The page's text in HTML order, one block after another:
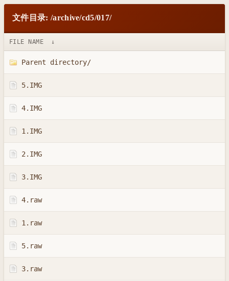
文件目录: /archive/cd5/017/
FILE NAME ↓
Parent directory/
5.IMG
4.IMG
1.IMG
2.IMG
3.IMG
4.raw
1.raw
5.raw
3.raw